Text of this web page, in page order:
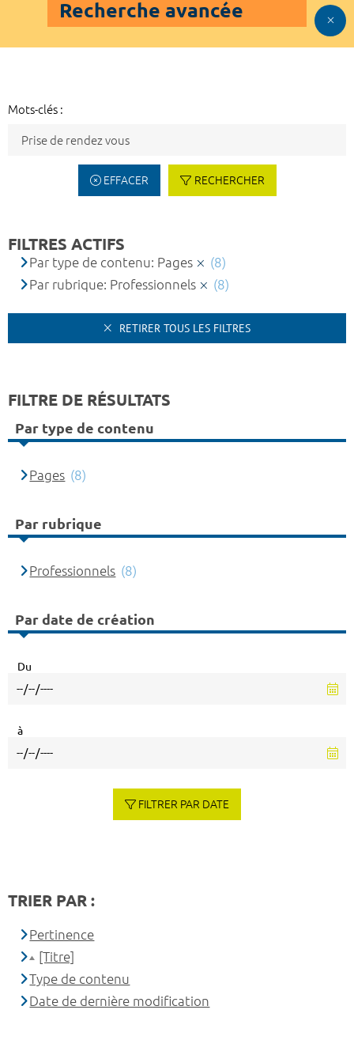
Recherche avancée
Mots-clés :
EFFACER RECHERCHER
FILTRES ACTIFS
Par type de contenu: Pages
(8)
Par rubrique: Professionnels
(8)
RETIRER TOUS LES FILTRES
FILTRE DE RÉSULTATS
Par type de contenu
Pages (8)
Par rubrique
Professionnels (8)
Par date de création
Du
à
FILTRER PAR DATE
TRIER PAR :
Pertinence
[Titre]
Type de contenu
Date de dernière modification